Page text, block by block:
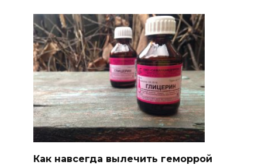
Как навсегда вылечить геморрой